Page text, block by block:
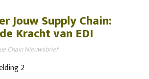
Jouw Supply Chain:
Kracht van EDI
Chain Nieuwsbrief